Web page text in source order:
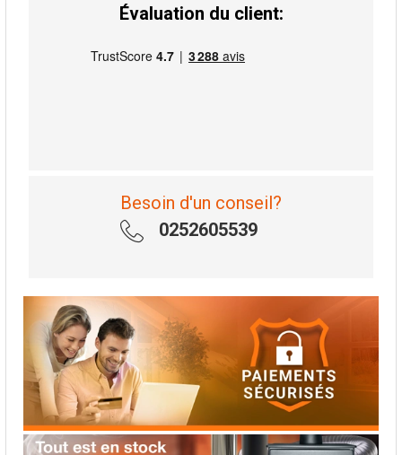
Évaluation du client:
Besoin d'un conseil?
0252605539